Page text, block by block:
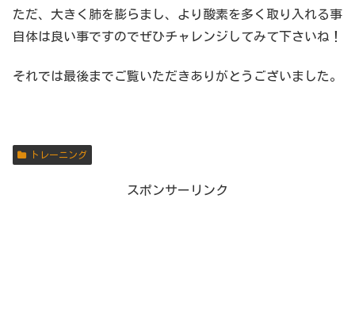
ただ、大きく肺を膨らまし、より酸素を多く取り入れる事
自体は良い事ですのでぜひチャレンジしてみて下さいね！
それでは最後までご覧いただきありがとうございました。
トレーニング
スポンサーリンク